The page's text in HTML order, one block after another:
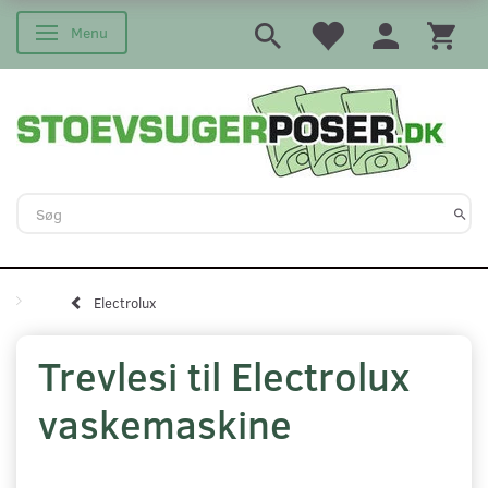
Skifte navigation
Menu
Electrolux
Trevlesi til Electrolux
vaskemaskine